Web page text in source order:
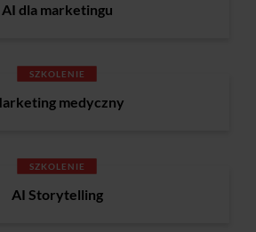
AI dla marketingu
SZKOLENIE
medyczny
SZKOLENIE
AI Storytelling